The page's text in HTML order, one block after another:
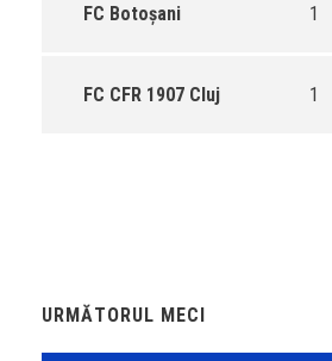
FC Botoșani 1
FC CFR 1907 Cluj 1
URMĂTORUL MECI